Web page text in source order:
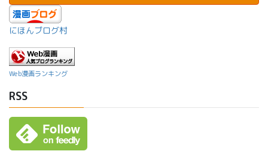
にほんブログ村
Web漫画ランキング
RSS